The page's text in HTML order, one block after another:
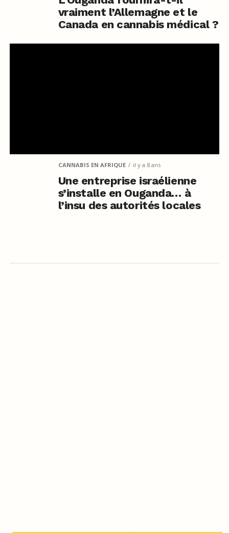
vraiment l’Allemagne et le
Canada en cannabis médical ?
CANNABIS EN AFRIQUE il y a 8 ans
Une entreprise israélienne
s’installe en Ouganda… à
l’insu des autorités locales